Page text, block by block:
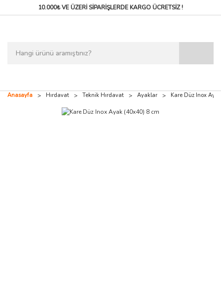
10.000₺ VE ÜZERİ SİPARİŞLERDEKARGO ÜCRETSİZ !
Anasayfa Hırdavat Teknik Hırdavat Ayaklar Kare Düz Inox